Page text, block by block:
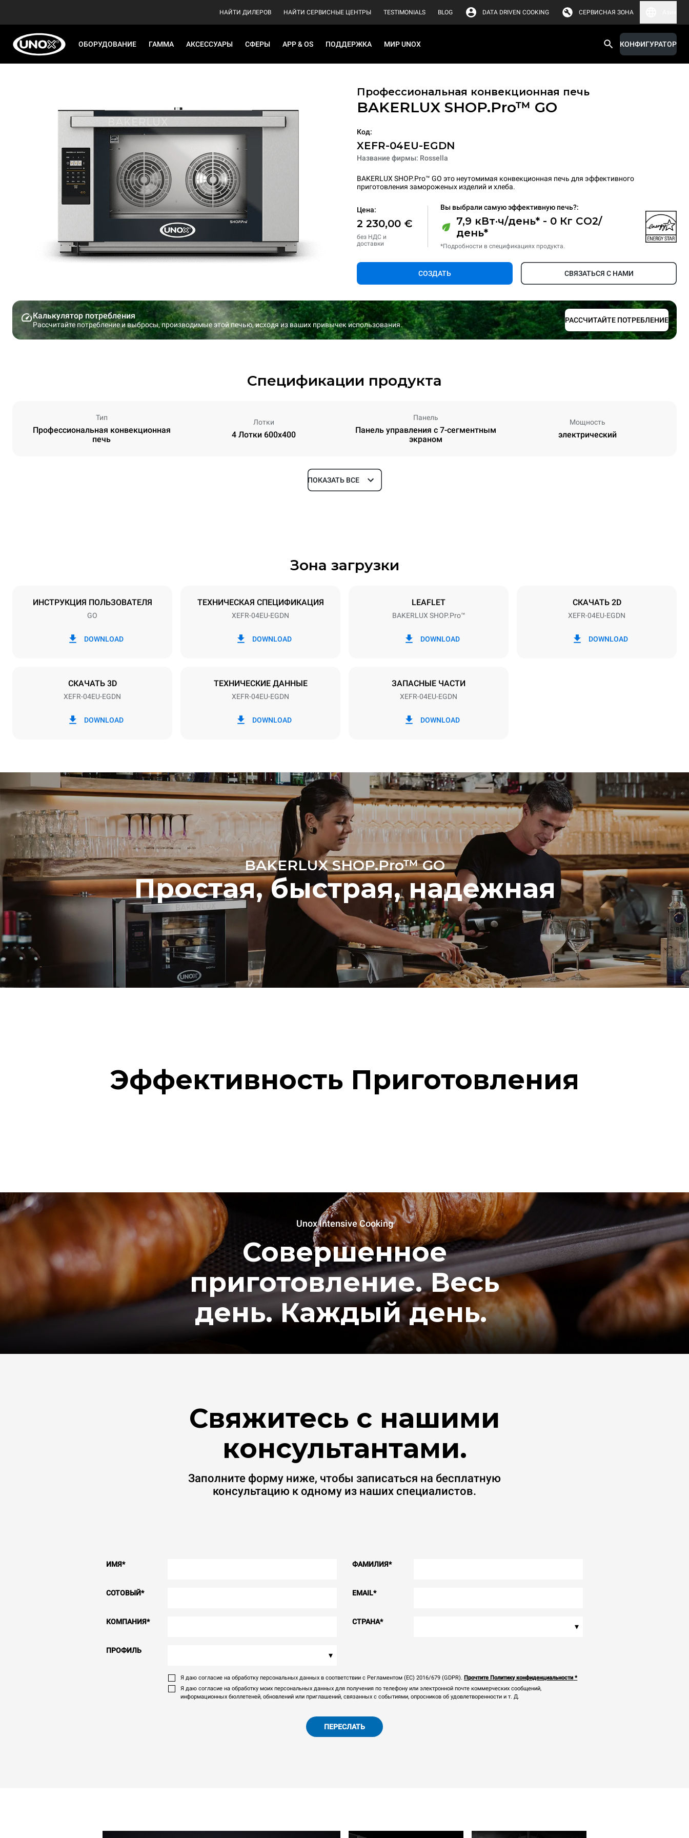
НАЙТИ ДИЛЕРОВ НАЙТИ СЕРВИСНЫЕ ЦЕНТРЫ TESTIMONIALS BLOG DATA DRIVEN COOKING СЕРВИСНАЯ ЗОНА
ОБОРУДОВАНИЕ ГАММА АКСЕССУАРЫ СФЕРЫ APP & OS ПОДДЕРЖКА МИР UNOX КОНФИГУРАТОР
Профессиональная конвекционная печь
BAKERLUX SHOP.Pro™ GO
Код:
XEFR-04EU-EGDN
Название фирмы: Rossella
BAKERLUX SHOP.Pro™ GO это неутомимая конвекционная печь для эффективного
приготовления замороженых изделий и хлеба.
Цена:
2 230,00 €
без НДС и
доставки
Вы выбрали самую эффективную печь?:
7,9 кВт·ч/день* - 0 Кг CO2/
день*
*Подробности в спецификациях продукта.
СОЗДАТЬ СВЯЗАТЬСЯ С НАМИ
Калькулятор потребления
Рассчитайте потребление и выбросы, производимые этой печью, исходя из ваших привычек использования.
РАССЧИТАЙТЕ ПОТРЕБЛЕНИЕ
Спецификации продукта
Тип
Профессиональная конвекционная
печь
Лотки
4 Лотки 600x400
Панель
Панель управления с 7-сегментным
экраном
Мощность
электрический
Глубина
Размер противня
380-415V 3N~ / 220-240V 3~ / 220-240V
Потребление в квт·ч и выбросы co2 Потребление в кВт·ч
энергетического микса сети, к которой
она подключена; последние могут быть
устранены путем выбора покупки
энергии, производимой из
возобновляемых источников.
ПОКАЗАТЬ ВСЕ
Зона загрузки
ИНСТРУКЦИЯ ПОЛЬЗОВАТЕЛЯ
GO
DOWNLOAD
ТЕХНИЧЕСКАЯ СПЕЦИФИКАЦИЯ
XEFR-04EU-EGDN
DOWNLOAD
LEAFLET
BAKERLUX SHOP.Pro™
DOWNLOAD
СКАЧАТЬ 2D
XEFR-04EU-EGDN
DOWNLOAD
СКАЧАТЬ 3D
XEFR-04EU-EGDN
DOWNLOAD
ТЕХНИЧЕСКИЕ ДАННЫЕ
XEFR-04EU-EGDN
DOWNLOAD
ЗАПАСНЫЕ ЧАСТИ
XEFR-04EU-EGDN
DOWNLOAD
BAKERLUX SHOP.Pro™ GO
Простая, быстрая, надежная
Эффективность Приготовления
Unox Intensive Cooking
Совершенное
приготовление. Весь
день. Каждый день.
Свяжитесь с нашими
консультантами.
Заполните форму ниже, чтобы записаться на бесплатную
консультацию к одному из наших специалистов.
ИМЯ* ФАМИЛИЯ*
СОТОВЫЙ* EMAIL*
КОМПАНИЯ* СТРАНА* ▾
ПРОФИЛЬ ▾
Я даю согласие на обработку персональных данных в соответствии с Регламентом (ЕС) 2016/679 (GDPR). Прочтите Политику конфиденциальности *
Я даю согласие на обработку моих персональных данных для получения по телефону или электронной почте коммерческих сообщений,
информационных бюллетеней, обновлений или приглашений, связанных с событиями, опросников об удовлетворенности и т. Д.
ПЕРЕСЛАТЬ